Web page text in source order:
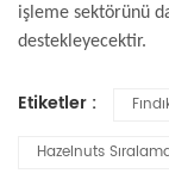
işleme sektörünü
destekleyecektir.
Etiketler :
Hazelnuts